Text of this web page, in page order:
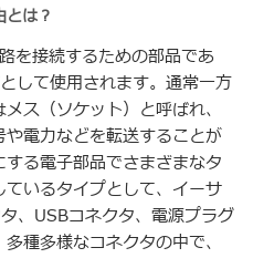
は？
を接続するための部品であ
して使用されます。通常一方
ス（ソケット）と呼ばれ、
電力などを転送することが
る電子部品でさまざまなタ
いるタイプとして、イーサ
、USBコネクタ、電源プラグ
種多様なコネクタの中で、